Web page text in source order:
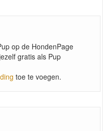
op de HondenPage
gratis als Pup
toe te voegen.